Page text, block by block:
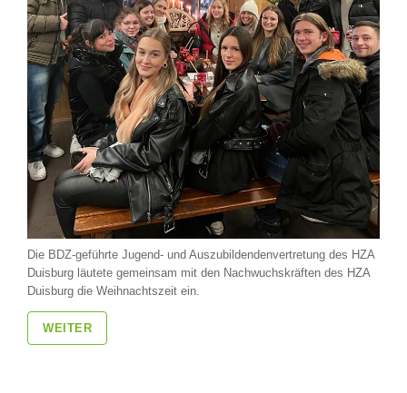
Die BDZ-geführte Jugend- und Auszubildendenvertretung des HZA
Duisburg läutete gemeinsam mit den Nachwuchskräften des HZA
Duisburg die Weihnachtszeit ein.
WEITER